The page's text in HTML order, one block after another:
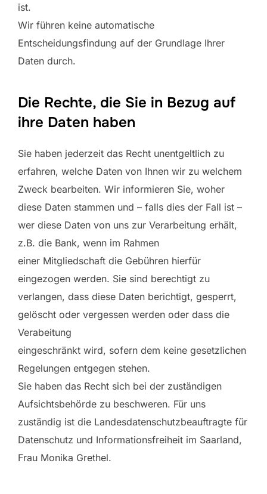
ist.
Wir führen keine automatische
Entscheidungsfindung auf der Grundlage Ihrer
Daten durch.
Die Rechte, die Sie in Bezug auf
ihre Daten haben
Sie haben jederzeit das Recht unentgeltlich zu
erfahren, welche Daten von Ihnen wir zu welchem
Zweck bearbeiten. Wir informieren Sie, woher
diese Daten stammen und – falls dies der Fall ist –
wer diese Daten von uns zur Verarbeitung erhält,
z.B. die Bank, wenn im Rahmen
einer Mitgliedschaft die Gebühren hierfür
eingezogen werden. Sie sind berechtigt zu
verlangen, dass diese Daten berichtigt, gesperrt,
gelöscht oder vergessen werden oder dass die
Verabeitung
eingeschränkt wird, sofern dem keine gesetzlichen
Regelungen entgegen stehen.
Sie haben das Recht sich bei der zuständigen
Aufsichtsbehörde zu beschweren. Für uns
zuständig ist die Landesdatenschutzbeauftragte für
Datenschutz und Informationsfreiheit im Saarland,
Frau Monika Grethel.